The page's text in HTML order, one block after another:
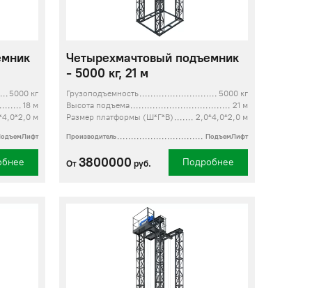
5000 кг
18 м
м
Четырехмачтовый подъемник
- 5000 кг, 21 м
Грузоподъемность
5000 кг
Высота подъема
21 м
Размер платформы (Ш*Г*В)
2,0*4,0*2,0 м
Производитель ПодъемЛифт
От3800000 руб. Подробнее